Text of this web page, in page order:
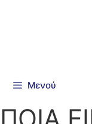
Μενού